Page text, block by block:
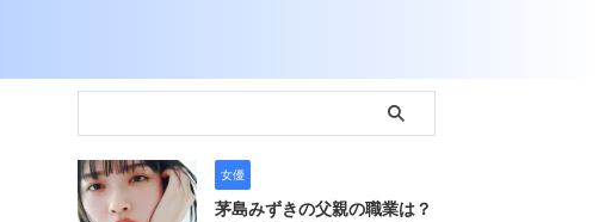
女優
茅島みずきの父親の職業は？